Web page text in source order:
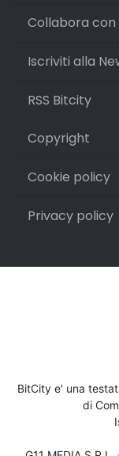
Collabora con
Iscriviti alla
RSS Bitcity
Copyright
Cookie policy
Privacy policy
BitCity e' una
di